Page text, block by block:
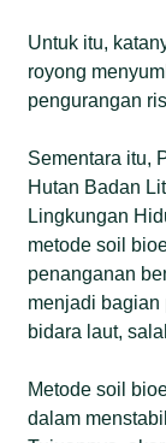
Untuk itu,
royong
pengurangan
Sementara itu,
Hutan Badan
Lingkungan
metode soil
penanganan
menjadi bagian
bidara laut,
Metode soil
dalam